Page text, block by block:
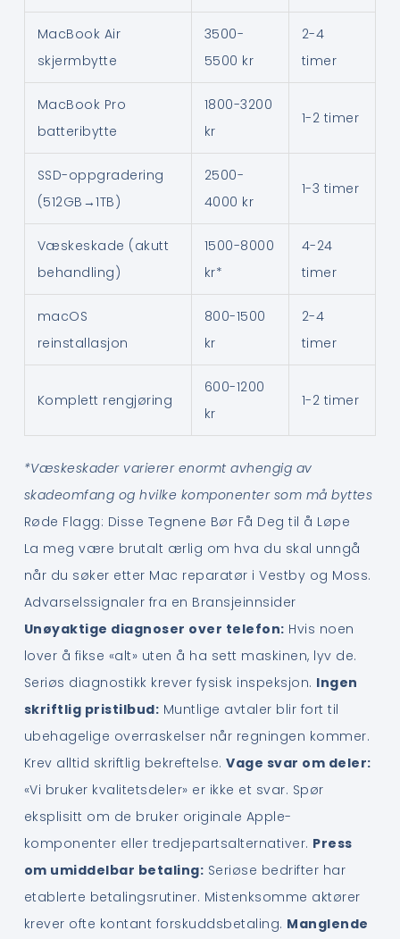
MacBook Air
skjermbytte
3500-
5500 kr
2-4
timer
MacBook Pro
batteribytte
1800-3200
kr
1-2 timer
SSD-oppgradering
(512GB→1TB)
2500-
4000 kr
1-3 timer
Væskeskade (akutt
behandling)
1500-8000
kr*
4-24
timer
macOS
reinstallasjon
800-1500
kr
2-4
timer
Komplett rengjøring
600-1200
kr
1-2 timer
*Væskeskader varierer enormt avhengig av
skadeomfang og hvilke komponenter som må byttes
Røde Flagg: Disse Tegnene Bør Få Deg til å Løpe
La meg være brutalt ærlig om hva du skal unngå
når du søker etter Mac reparatør i Vestby og Moss.
Advarselssignaler fra en Bransjeinnsider
Unøyaktige diagnoser over telefon: Hvis noen
lover å fikse «alt» uten å ha sett maskinen, lyv de.
Seriøs diagnostikk krever fysisk inspeksjon. Ingen
skriftlig pristilbud: Muntlige avtaler blir fort til
ubehagelige overraskelser når regningen kommer.
Krev alltid skriftlig bekreftelse.Vage svar om deler:
«Vi bruker kvalitetsdeler» er ikke et svar. Spør
eksplisitt om de bruker originale Apple-
komponenter eller tredjepartsalternativer. Press
om umiddelbar betaling: Seriøse bedrifter har
etablerte betalingsrutiner. Mistenksomme aktører
krever ofte kontant forskuddsbetaling. Manglende